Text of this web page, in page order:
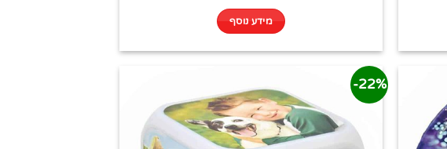
מידע נוסף
22%-